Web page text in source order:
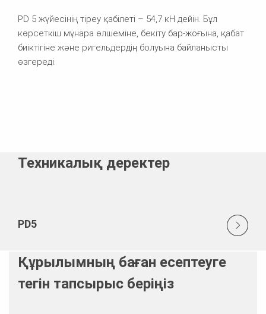
PD 5 жүйесінің тіреу қабілеті – 54,7 кН дейін. Бұл
көрсеткіш мұнара өлшеміне, бекіту бар-жоғына, қабат
биіктігіне және ригельдердің болуына байланысты
өзгереді.
Техникалық деректер
PD5
Құрылымның баған есептеуге
тегін тапсырыс беріңіз